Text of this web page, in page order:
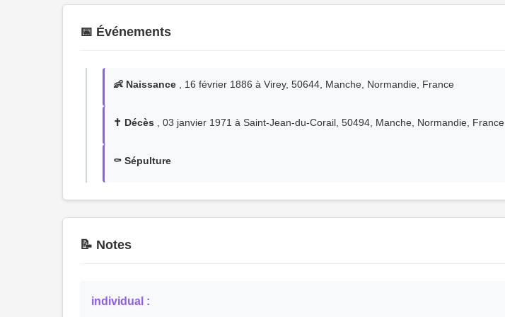
📅 Événements
👶 Naissance , 16 février 1886 à Virey, 50644, Manche, Normandie, France
✝️ Décès , 03 janvier 1971 à Saint-Jean-du-Corail, 50494, Manche, Normandie, France
⚰️ Sépulture
📝 Notes
individual :